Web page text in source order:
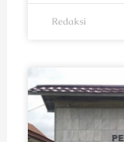
Redaksi